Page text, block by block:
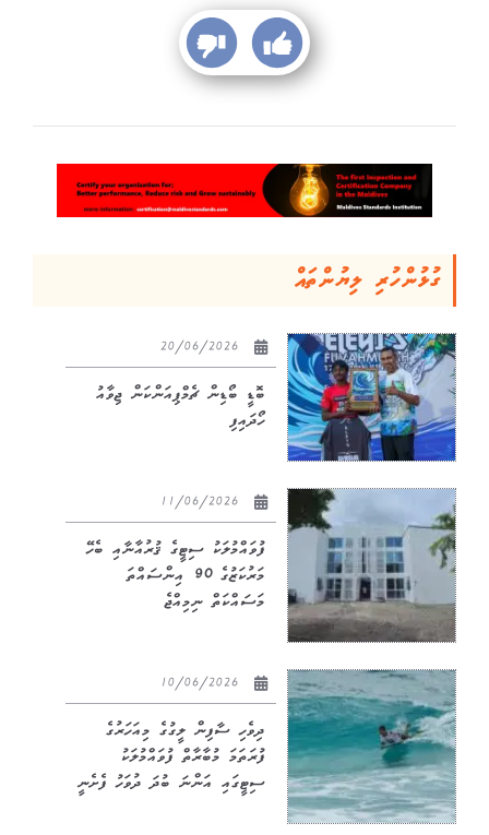
ގުޅުންހުރި ލިޔުންތައް
ބޮޑީ ބޯޑިން ޗެމްޕިއަންކަން ޖިވާއު
ހޯދައިފި
ފުވައްމުލަކު ސިޓީގެ ޤުރުއާނާއި ބެހޭ
މަރުކަޒުގެ 90 އިންސައްތަ
މަސައްކަތް ނިމިއްޖެ
ދިވެހި ސާފިން ލީގުގެ މިއަހަރުގެ
ފުރަތަމަ މުބާރާތް ފުވައްމުލަކު
ސިޓީގައި އަންނަ ބުދަ ދުވަހު ފެށެނީ